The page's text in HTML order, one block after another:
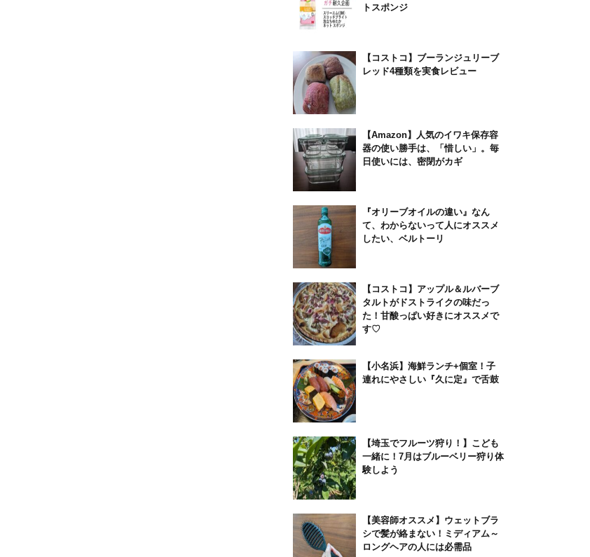
トスポンジ
【コストコ】ブーランジュリーブ
レッド4種類を実食レビュー
【Amazon】人気のイワキ保存容
器の使い勝手は、「惜しい」。毎
日使いには、密閉がカギ
『オリーブオイルの違い』なん
て、わからないって人にオススメ
したい、ベルトーリ
【コストコ】アップル＆ルバーブ
タルトがドストライクの味だっ
た！甘酸っぱい好きにオススメで
す♡
【小名浜】海鮮ランチ+個室！子
連れにやさしい『久に定』で舌鼓
【埼玉でフルーツ狩り！】こども
一緒に！7月はブルーベリー狩り体
験しよう
【美容師オススメ】ウェットブラ
シで髪が絡まない！ミディアム～
ロングヘアの人には必需品